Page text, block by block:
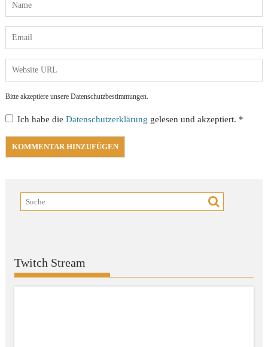
Bitte akzeptiere unsere Datenschutzbestimmungen.
Ich habe dieDatenschutzerklärung gelesen und akzeptiert. *
Twitch Stream